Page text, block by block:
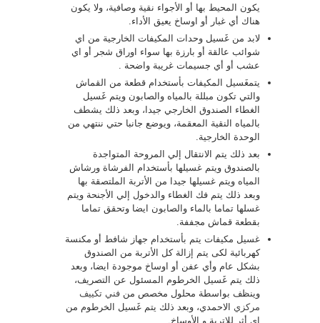
يكون المحيط بها أو الأجواء نقية وصافية، ولا يكون
هناك أي غبار أو اوساخ يعيق الأداء.
لابد من غَسيل وحدات المكيفات الخارجية من اي
شوائب عالقة أو بارزة بها سواء اوراق شجر أو اي
عشب أو أي جسيمات غريبة واضحة .
يتمغَسيل المكيفات بأستخدام قطعة من القماش
والتي تكون مبللة بالمياه والصابون ويتم غَسيل
الغطاء الصندوق الخارجي جيدا، وبعد ذلك يشطف
بالمياه النقية المعقمة، ويوضع جانبا حتي ننتهي من
الوحدة الخارجية.
بعد ذلك يتم الانتقال إلي المروحة المتواجدة
بالصندوق ويتم غسيلها بأستخدام الفرشاة ورشاش
المياه ويتم غسيلها جيدا من الأتربة الملتصقة بها
وبعد ذلك يتم فك الغطاء والدخول إلي الأجنحة ويتم
غسلها تماما بالماء والصابون ايضا وتحقق تماما
بقطعة قماش مجففة.
غسيل مكيفات يتم بأستخدام جهاز شافط أو مكنسة
كهربائية لكى يتم إزالة كل الأتربة من الصندوق
بشكل عام وأي عفن أو اوساخ موجودة ايضا، وبعد
ذلك يتم غَسيل الخرطوم المسئول عن التصريف،
وينظف بواسطة محلول مخصص من فني تكييف
مركزي الاحمدي، وبعد ذلك يتم غَسيل الخرطوم من
اي أثر للاتربة و الأوساخ.